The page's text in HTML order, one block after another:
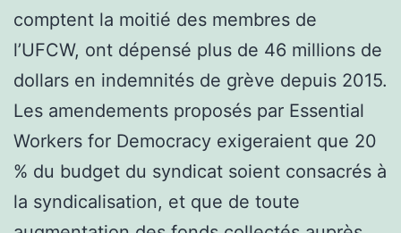
comptent la moitié des membres de
l’UFCW, ont dépensé plus de 46 millions de
dollars en indemnités de grève depuis 2015.
Les amendements proposés par Essential
Workers for Democracy exigeraient que 20
% du budget du syndicat soient consacrés à
la syndicalisation, et que de toute